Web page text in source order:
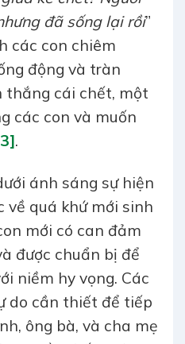
đã sống lại rồi”
các con chiêm
động và tràn
thắng cái chết, một
các con và muốn
.
ánh sáng sự hiện
về quá khứ mới sinh
mới có can đảm
được chuẩn bị để
niềm hy vọng. Các
do cần thiết để tiếp
ông bà, và cha mẹ